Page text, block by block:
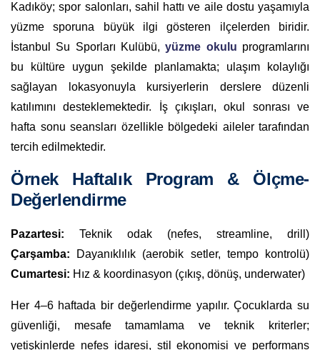
Kadıköy; spor salonları, sahil hattı ve aile dostu yaşamıyla
yüzme sporuna büyük ilgi gösteren ilçelerden biridir.
İstanbul Su Sporları Kulübü,yüzme okulu programlarını
bu kültüre uygun şekilde planlamakta; ulaşım kolaylığı
sağlayan lokasyonuyla kursiyerlerin derslere düzenli
katılımını desteklemektedir. İş çıkışları, okul sonrası ve
hafta sonu seansları özellikle bölgedeki aileler tarafından
tercih edilmektedir.
Örnek Haftalık Program & Ölçme-
Değerlendirme
Pazartesi: Teknik odak (nefes, streamline, drill)
Çarşamba: Dayanıklılık (aerobik setler, tempo kontrolü)
Cumartesi: Hız & koordinasyon (çıkış, dönüş, underwater)
Her 4–6 haftada bir değerlendirme yapılır. Çocuklarda su
güvenliği, mesafe tamamlama ve teknik kriterler;
yetişkinlerde nefes idaresi, stil ekonomisi ve performans